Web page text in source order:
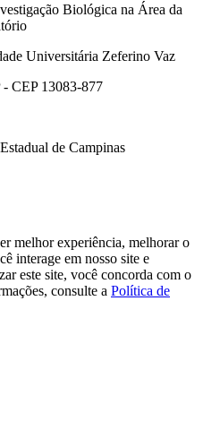
Biológica na Área da
Universitária Zeferino Vaz
- CEP 13083-877
de Campinas
melhor experiência, melhorar o
interage em nosso site e
este site, você concorda com o
consulte a Política de